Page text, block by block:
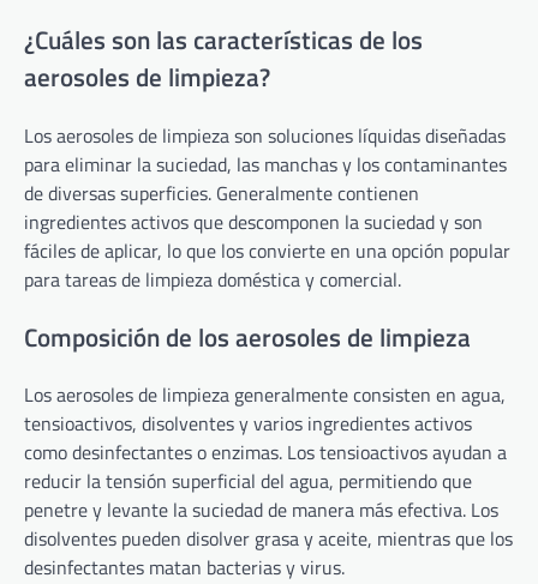
¿Cuáles son las características de los
aerosoles de limpieza?
Los aerosoles de limpieza son soluciones líquidas diseñadas
para eliminar la suciedad, las manchas y los contaminantes
de diversas superficies. Generalmente contienen
ingredientes activos que descomponen la suciedad y son
fáciles de aplicar, lo que los convierte en una opción popular
para tareas de limpieza doméstica y comercial.
Composición de los aerosoles de limpieza
Los aerosoles de limpieza generalmente consisten en agua,
tensioactivos, disolventes y varios ingredientes activos
como desinfectantes o enzimas. Los tensioactivos ayudan a
reducir la tensión superficial del agua, permitiendo que
penetre y levante la suciedad de manera más efectiva. Los
disolventes pueden disolver grasa y aceite, mientras que los
desinfectantes matan bacterias y virus.